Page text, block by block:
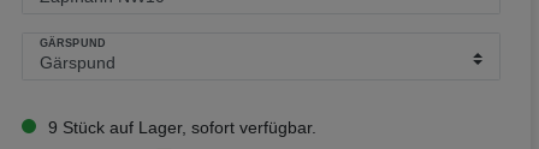
GÄRSPUND
9 Stück auf Lager, sofort verfügbar.